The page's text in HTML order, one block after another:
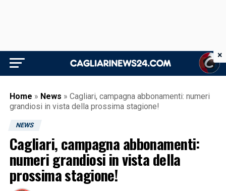
Home » News » Cagliari, campagna abbonamenti: numeri
grandiosi in vista della prossima stagione!
NEWS
Cagliari, campagna abbonamenti:
numeri grandiosi in vista della
prossima stagione!
×